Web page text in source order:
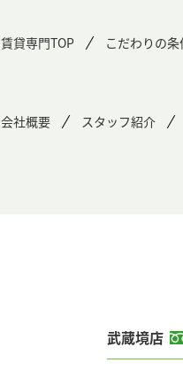
賃貸専門TOP こだわりの
会社概要 スタッフ紹介
武蔵境店